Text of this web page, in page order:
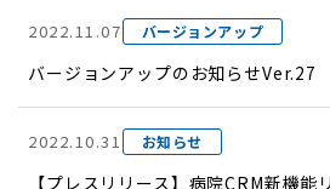
2022.11.07 バージョンアップ
バージョンアップのお知らせVer.27
2022.10.31 お知らせ
【プレスリリース】病院CRM新機